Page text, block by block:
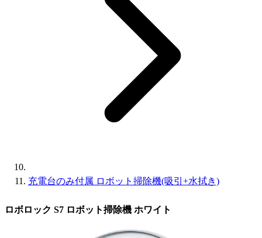
充電台のみ付属 ロボット掃除機(吸引+水拭き)
ロボロック S7 ロボット掃除機 ホワイト